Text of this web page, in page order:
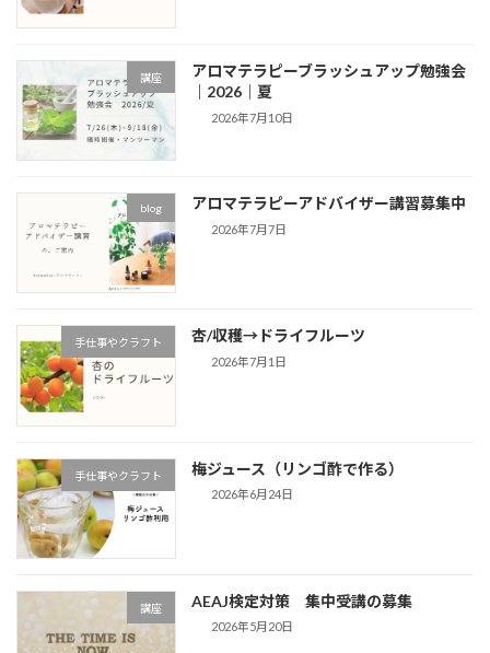
講座
アロマテラピーブラッシュアップ勉強会
｜2026｜夏
2026年7月10日
blog アロマテラピーアドバイザー講習募集中
2026年7月7日
手仕事やクラフト 杏/収穫→ドライフルーツ
2026年7月1日
手仕事やクラフト 梅ジュース（リンゴ酢で作る）
2026年6月24日
講座 AEAJ検定対策 集中受講の募集
2026年5月20日